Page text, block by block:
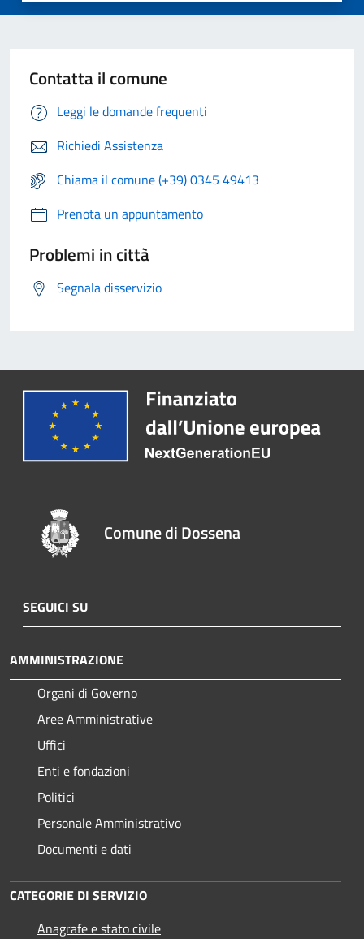
Contatta il comune
Leggi le domande frequenti
Richiedi Assistenza
Chiama il comune (+39) 0345 49413
Prenota un appuntamento
Problemi in città
Segnala disservizio
Comune di Dossena
SEGUICI SU
AMMINISTRAZIONE
Organi di Governo
Aree Amministrative
Uffici
Enti e fondazioni
Politici
Personale Amministrativo
Documenti e dati
CATEGORIE DI SERVIZIO
Anagrafe e stato civile